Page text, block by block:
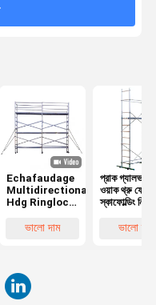
Echafaudage
Multidirectional
Hdg Ringlock
System নির্মাণ
ভালো দাম
প্রাক
ওয়াক থ্রু ফ্রেম
স্কাফোল্ডিং
ভালো দাম